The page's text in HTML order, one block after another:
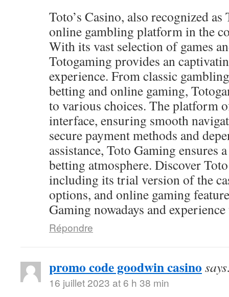
Toto’s Casino, also recognized
online gambling platform in the
With its vast selection of games
Totogaming provides an
experience. From classic
betting and online gaming,
to various choices. The platform
interface, ensuring smooth
secure payment methods and
assistance, Toto Gaming ensures
betting atmosphere. Discover
including its trial version of the
options, and online gaming
Gaming nowadays and
Répondre
promo code goodwin casino
16 juillet 2023 at 6 h 38 min